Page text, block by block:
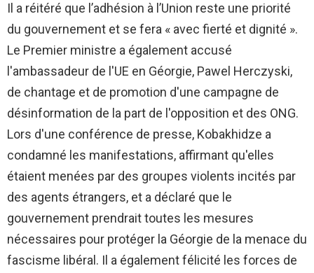
Il a réitéré que l’adhésion à l’Union reste une priorité
du gouvernement et se fera « avec fierté et dignité ».
Le Premier ministre a également accusé
l'ambassadeur de l'UE en Géorgie, Pawel Herczyski,
de chantage et de promotion d'une campagne de
désinformation de la part de l'opposition et des ONG.
Lors d'une conférence de presse, Kobakhidze a
condamné les manifestations, affirmant qu'elles
étaient menées par des groupes violents incités par
des agents étrangers, et a déclaré que le
gouvernement prendrait toutes les mesures
nécessaires pour protéger la Géorgie de la menace du
fascisme libéral. Il a également félicité les forces de